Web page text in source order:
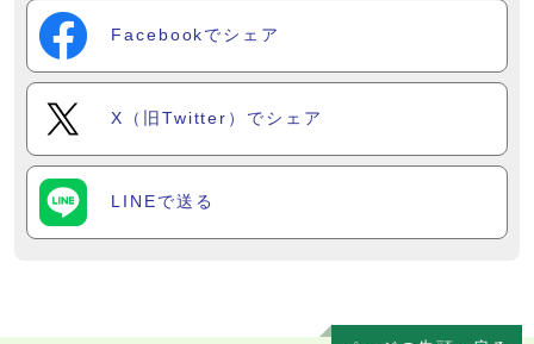
Facebookでシェア
X（旧Twitter）でシェア
LINEで送る